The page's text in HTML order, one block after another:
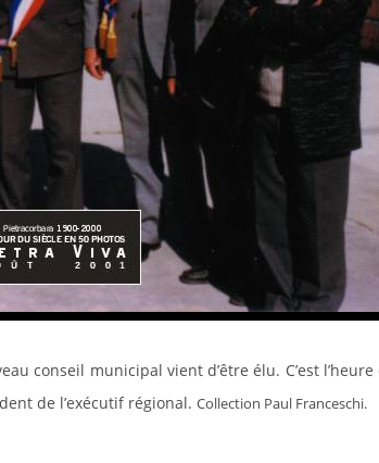
conseil municipal vient d’être élu. C’est
de l’exécutif régional. Collection Paul Franceschi.